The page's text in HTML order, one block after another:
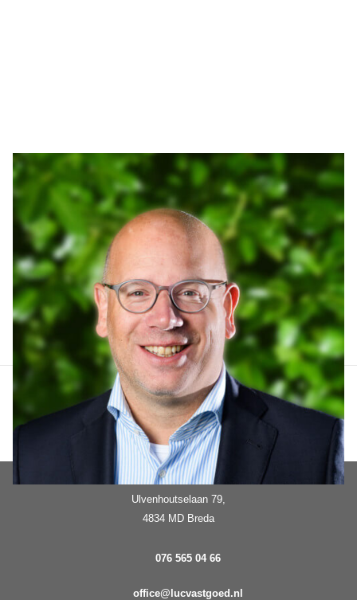
Arthur Lankhuizen
06 551 184 60
arthur@lucvastgoed.nl
Contact opnemen
Ulvenhoutselaan 79,
4834 MD Breda
076 565 04 66
office@lucvastgoed.nl